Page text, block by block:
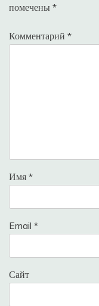
помечены *
Комментарий *
Имя *
Email *
Сайт